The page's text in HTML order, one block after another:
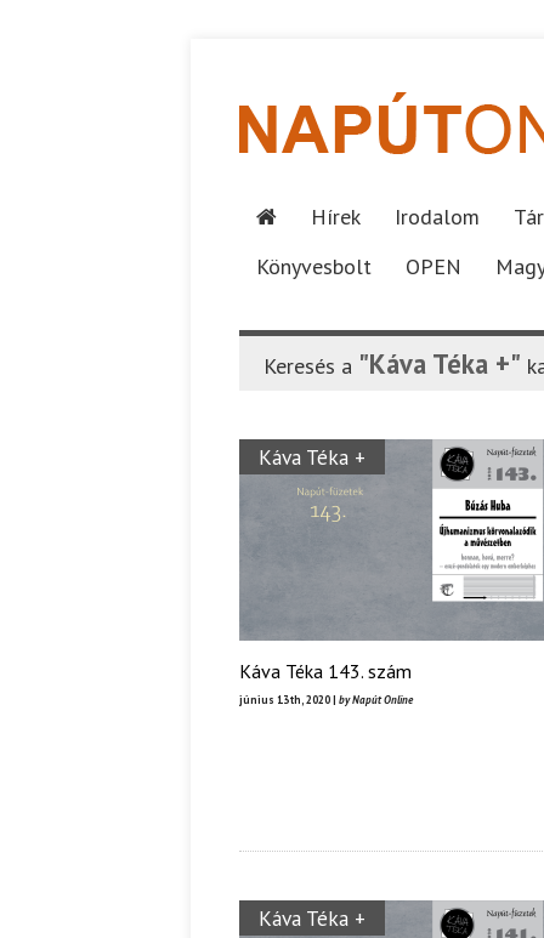
Hírek Irodalom
Könyvesbolt
OPEN
Keresés a "Káva Téka +"
Káva Téka +
Káva Téka 143. szám
június 13th, 2020 | by Napút Online
Káva Téka +